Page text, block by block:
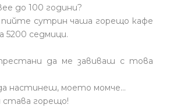
до 100 години?
сутрин чаша горещо кафе
5200 седмици.
да ме завиваш с това
настинеш, моето момче…
става горещо!